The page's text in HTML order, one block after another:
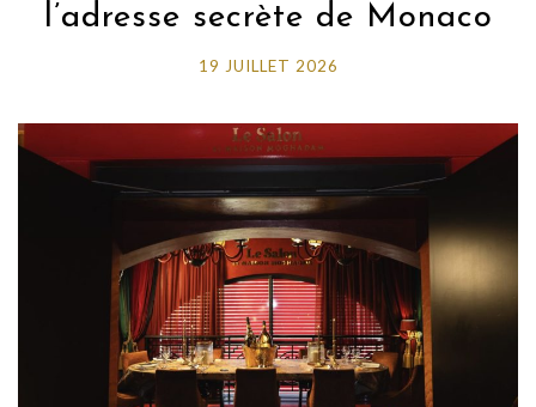
l’adresse secrète de Monaco
19 JUILLET 2026